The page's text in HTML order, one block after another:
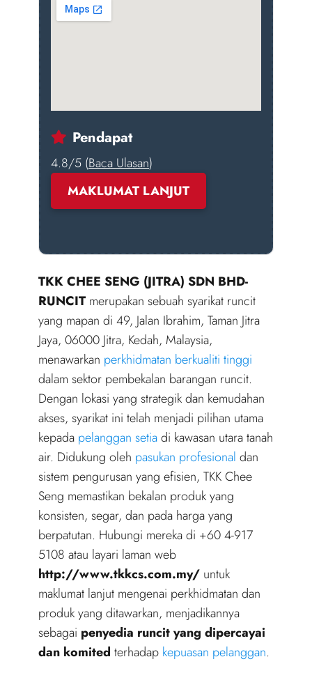
Pendapat
4.8/5 (Baca Ulasan)
MAKLUMAT LANJUT
TKK CHEE SENG (JITRA) SDN BHD-
RUNCIT merupakan sebuah syarikat runcit
yang mapan di 49, Jalan Ibrahim, Taman Jitra
Jaya, 06000 Jitra, Kedah, Malaysia,
menawarkan perkhidmatan berkualiti tinggi
dalam sektor pembekalan barangan runcit.
Dengan lokasi yang strategik dan kemudahan
akses, syarikat ini telah menjadi pilihan utama
kepada pelanggan setiadi kawasan utara tanah
air. Didukung oleh pasukan profesional dan
sistem pengurusan yang efisien, TKK Chee
Seng memastikan bekalan produk yang
konsisten, segar, dan pada harga yang
berpatutan. Hubungi mereka di +60 4-917
5108 atau layari laman web
http://www.tkkcs.com.my/ untuk
maklumat lanjut mengenai perkhidmatan dan
produk yang ditawarkan, menjadikannya
sebagai penyedia runcit yang dipercayai
dan komited terhadap kepuasan pelanggan.